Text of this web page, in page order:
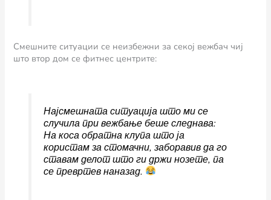
Смешните ситуации се неизбежни за секој вежбач чиј
што втор дом се фитнес центрите:
Најсмешната ситуација што ми се
случила при вежбање беше следнава:
На коса обратна клупа што ја
користам за стомачни, заборавив да го
ставам делот што ги држи нозете, па
се превртев наназад.